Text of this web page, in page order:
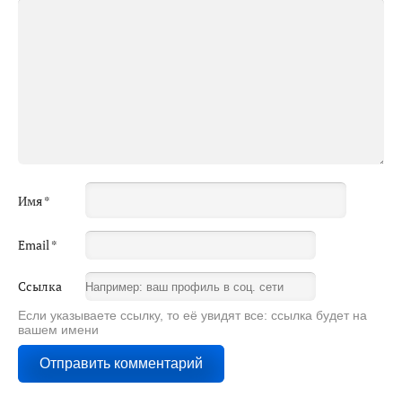
Имя*
Email*
Ссылка
Если указываете ссылку, то её увидят все: ссылка будет на
вашем имени